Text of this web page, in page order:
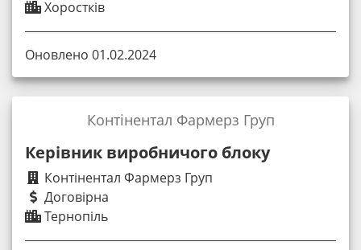
Хоростків
Оновлено 01.02.2024
Керівник виробничого блоку
Контінентал Фармерз Груп
Договірна
Тернопіль
Контінентал Фармерз Груп